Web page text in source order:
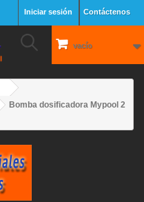
Contáctenos
Iniciar sesión
vacío
Bomba dosificadora Mypool 2